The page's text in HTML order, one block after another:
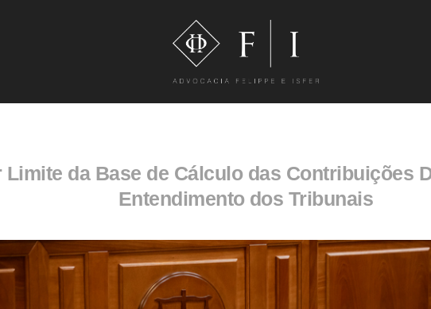
Limite da Base de Cálculo das Contribuições
Entendimento dos Tribunais